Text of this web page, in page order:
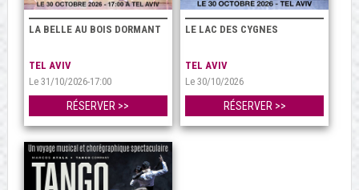
LA BELLE AU BOIS DORMANT
TEL AVIV
Le 31/10/2026-17:00
RÉSERVER >>
LE LAC DES CYGNES
TEL AVIV
Le 30/10/2026
RÉSERVER >>